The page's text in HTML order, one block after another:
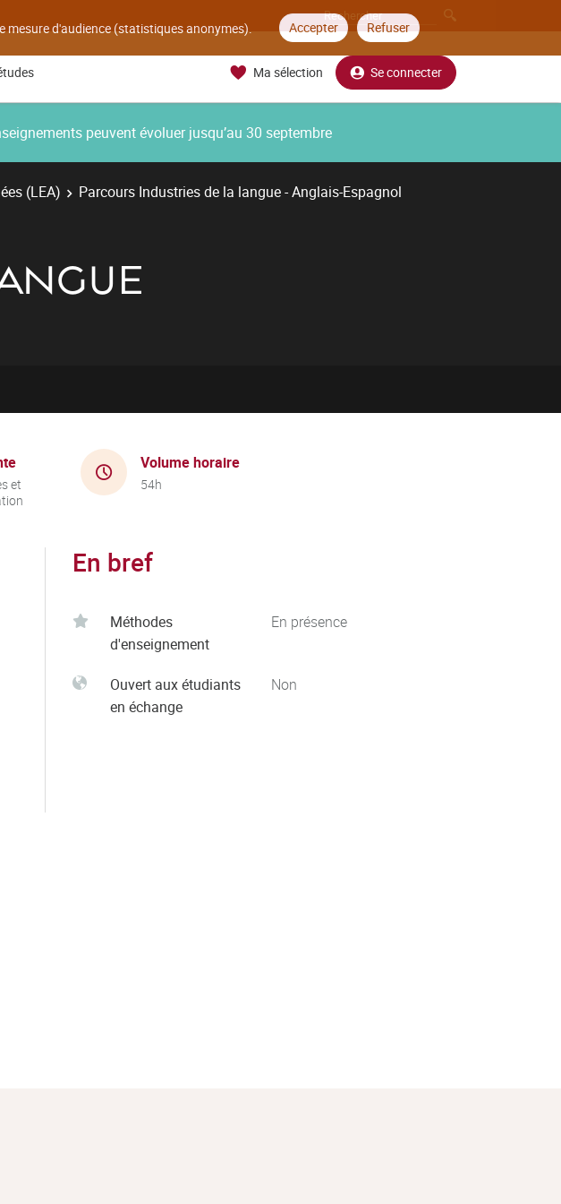
mesure d'audience (statistiques anonymes). Accepter Refuser
Ma sélection Se connecter
peuvent évoluer jusqu’au 30 septembre
(LEA)
Parcours Industries de la langue - Anglais-Espagnol
et
Volume horaire
54h
En bref
Méthodes
d'enseignement
En présence
Ouvert aux étudiants
en échange
Non